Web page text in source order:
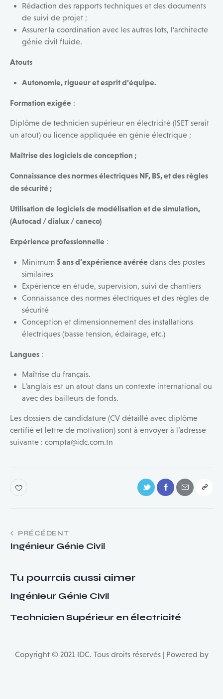
Rédaction des rapports techniques et des documents
de suivi de projet ;
Assurer la coordination avec les autres lots, l’architecte
génie civil fluide.
Atouts
Autonomie, rigueur et esprit d’équipe.
Formation exigée :
Diplôme de technicien supérieur en électricité (ISET serait
un atout) ou licence appliquée en génie électrique ;
Maîtrise des logiciels de conception ;
Connaissance des normes électriques NF, BS, et des règles
de sécurité ;
Utilisation de logiciels de modélisation et de simulation,
(Autocad / dialux / caneco)
Expérience professionnelle :
Minimum 5 ans d’expérience avérée dans des postes
similaires
Expérience en étude, supervision, suivi de chantiers
Connaissance des normes électriques et des règles de
sécurité
Conception et dimensionnement des installations
électriques (basse tension, éclairage, etc.)
Langues :
Maîtrise du français.
L’anglais est un atout dans un contexte international ou
avec des bailleurs de fonds.
Les dossiers de candidature (CV détaillé avec diplôme
certifié et lettre de motivation) sont à envoyer à l’adresse
suivante : compta@idc.com.tn
Navigation
de
PRÉCÉDENT
Ingénieur Génie Civil
Tu pourrais aussi aimer
Ingénieur Génie Civil
Technicien Supérieur en électricité
Copyright © 2021 IDC. Tous droits réservés | Powered by